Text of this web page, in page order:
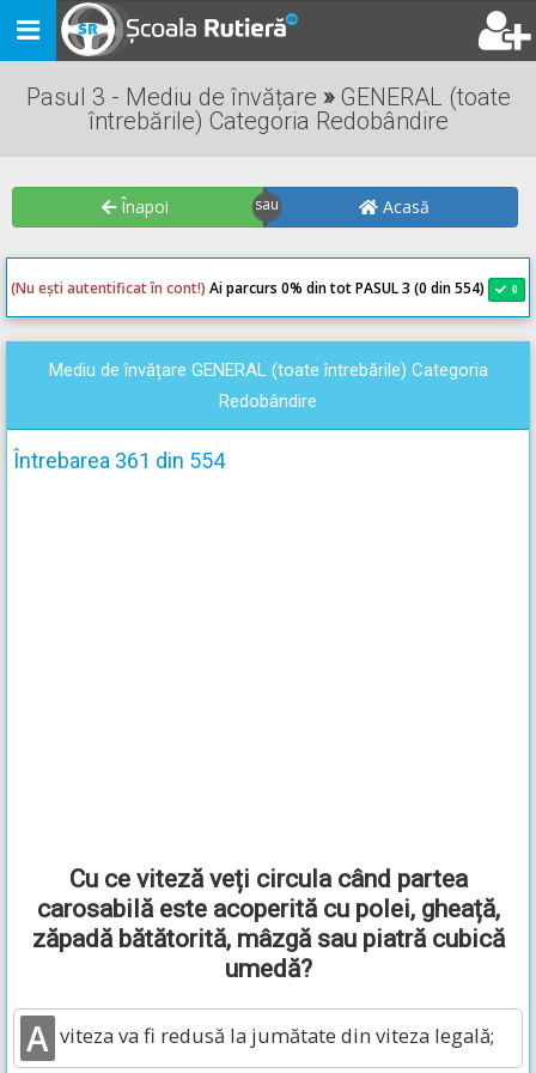
Toggle
navigation
Pasul 3 - Mediu de învățare »GENERAL (toate
întrebările) Categoria Redobândire
Înapoi Acasă
(Nu ești autentificat în cont!) Ai parcurs 0% din tot PASUL 3 (0 din 554) 0
0
Mediu de învățare GENERAL (toate întrebările) Categoria
Redobândire
Întrebarea 361 din 554
Cu ce viteză veți circula când partea
carosabilă este acoperită cu polei, gheață,
zăpadă bătătorită, mâzgă sau piatră cubică
umedă?
A viteza va fi redusă la jumătate din viteza legală;